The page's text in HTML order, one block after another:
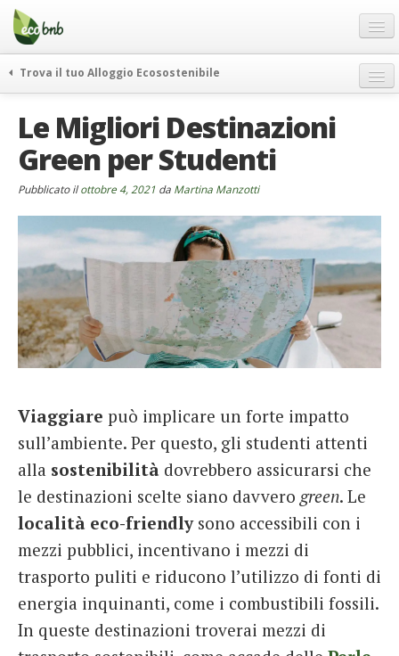
Menu
Salta
contenuto
Offerte Speciali
Regali
FAQ
Chi Siamo
Partner
Contatti
Italiano
German
English
French
Italiano
Trova il tuo Alloggio Ecosostenibile
itinerari
curiosità
vivere e viaggiare verde
ecohotel
rassegna stampa
Le Migliori Destinazioni
Green per Studenti
Pubblicato ilottobre 4, 2021 da Martina Manzotti
Viaggiare può implicare un forte impatto
sull’ambiente. Per questo, gli studenti attenti
alla sostenibilità dovrebbero assicurarsi che
le destinazioni scelte siano davvero green. Le
località eco-friendlysono accessibili con i
mezzi pubblici, incentivano i mezzi di
trasporto puliti e riducono l’utilizzo di fonti di
energia inquinanti, come i combustibili fossili.
In queste destinazioni troverai mezzi di